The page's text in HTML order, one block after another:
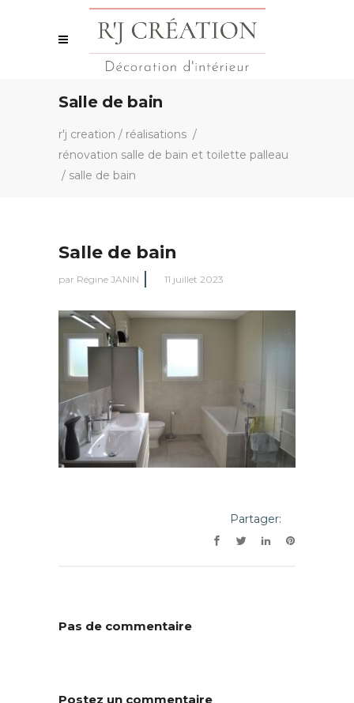
Salle de bain
r'j creation / réalisations /
rénovation salle de bain et toilette palleau
/ salle de bain
Salle de bain
par Régine JANIN 11 juillet 2023
Partager:
Pas de commentaire
Postez un commentaire